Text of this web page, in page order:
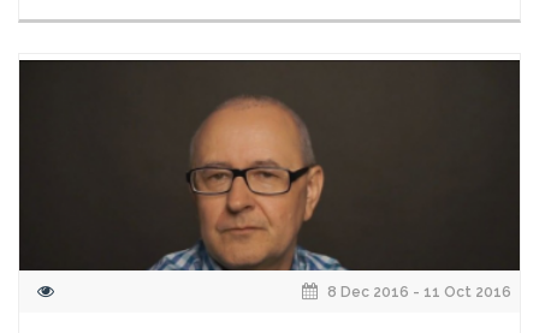
8 Dec 2016 - 11 Oct 2016